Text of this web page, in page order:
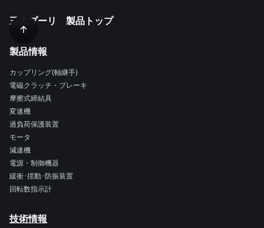
三木プーリ 製品トップ
製品情報
カップリング(軸継手)
電磁クラッチ・ブレーキ
摩擦式締結具
変速機
過負荷保護装置
モータ
減速機
電源・制御機器
緩衝･揺動･防振装置
回転数指示計
技術情報